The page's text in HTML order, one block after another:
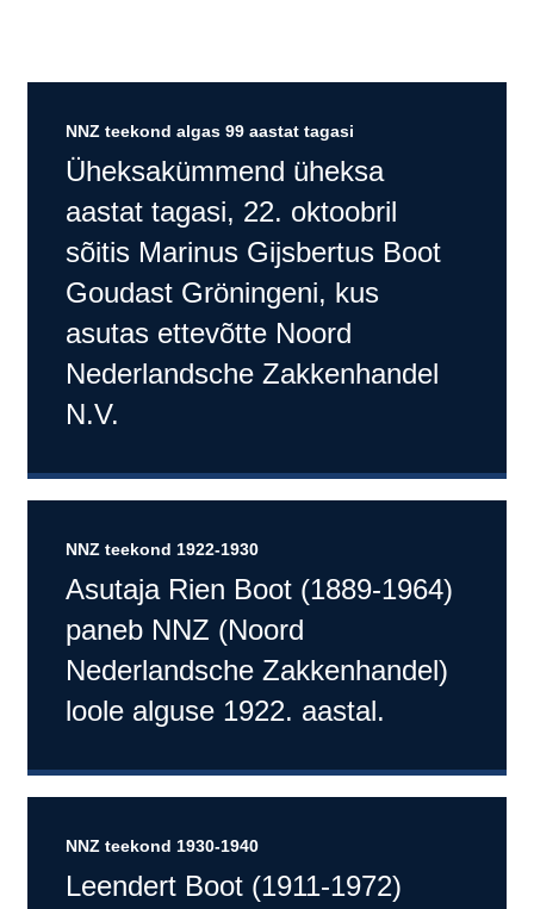
NNZ teekond algas 99 aastat tagasi
Üheksakümmend üheksa
aastat tagasi, 22. oktoobril
sõitis Marinus Gijsbertus Boot
Goudast Gröningeni, kus
asutas ettevõtte Noord
Nederlandsche Zakkenhandel
N.V.
NNZ teekond 1922-1930
Asutaja Rien Boot (1889-1964)
paneb NNZ (Noord
Nederlandsche Zakkenhandel)
loole alguse 1922. aastal.
NNZ teekond 1930-1940
Leendert Boot (1911-1972)